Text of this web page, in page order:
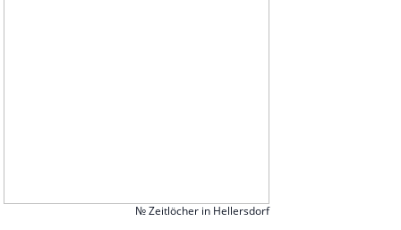
№ Zeitlöcher in Hellersdorf